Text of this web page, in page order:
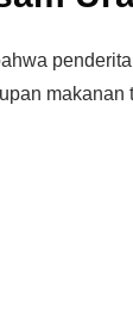
makanan